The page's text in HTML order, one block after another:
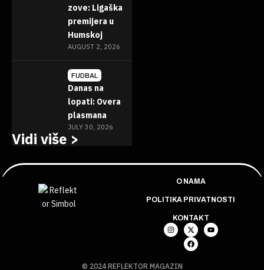
zove: Ligaška
premijera u
Humskoj
AUGUST 2, 2026
FUDBAL
Danas na
lopati: Overa
plasmana
JULY 30, 2026
Vidi više >
O NAMA
POLITIKA PRIVATNOSTI
KONTAKT
© 2024 REFLEKTOR MAGAZIN